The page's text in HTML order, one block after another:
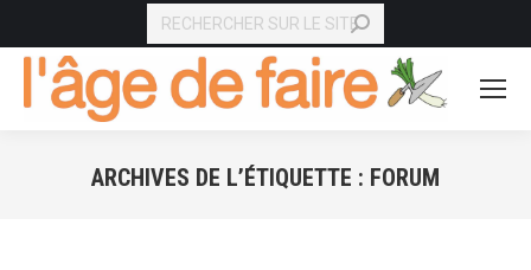
RECHERCHE
ARCHIVES DE L’ÉTIQUETTE : FORUM